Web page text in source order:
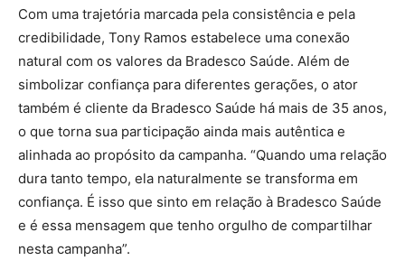
Com uma trajetória marcada pela consistência e pela
credibilidade, Tony Ramos estabelece uma conexão
natural com os valores da Bradesco Saúde. Além de
simbolizar confiança para diferentes gerações, o ator
também é cliente da Bradesco Saúde há mais de 35 anos,
o que torna sua participação ainda mais autêntica e
alinhada ao propósito da campanha. “Quando uma relação
dura tanto tempo, ela naturalmente se transforma em
confiança. É isso que sinto em relação à Bradesco Saúde
e é essa mensagem que tenho orgulho de compartilhar
nesta campanha”.